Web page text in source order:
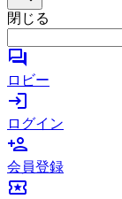
閉じる
forum
ロビー
login
ログイン
person_add
会員登録
local_activity